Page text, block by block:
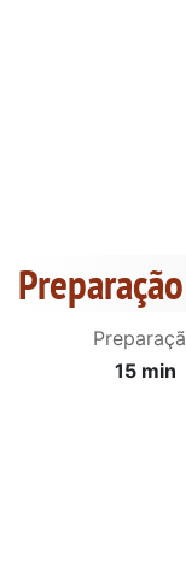
Preparação
15 min